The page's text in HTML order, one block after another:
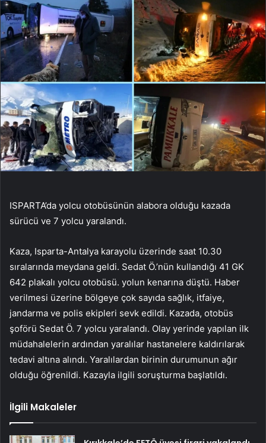
ISPARTA’da yolcu otobüsünün alabora olduğu kazada
sürücü ve 7 yolcu yaralandı.
Kaza, Isparta-Antalya karayolu üzerinde saat 10.30
sıralarında meydana geldi. Sedat Ö.’nün kullandığı 41 GK
642 plakalı yolcu otobüsü. yolun kenarına düştü. Haber
verilmesi üzerine bölgeye çok sayıda sağlık, itfaiye,
jandarma ve polis ekipleri sevk edildi. Kazada, otobüs
şoförü Sedat Ö. 7 yolcu yaralandı. Olay yerinde yapılan ilk
müdahalelerin ardından yaralılar hastanelere kaldırılarak
tedavi altına alındı. Yaralılardan birinin durumunun ağır
olduğu öğrenildi. Kazayla ilgili soruşturma başlatıldı.
İlgili Makaleler